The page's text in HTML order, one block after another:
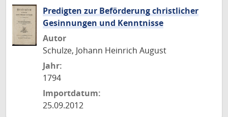
Predigten zur Beförderung christlicher
Gesinnungen und Kenntnisse
Autor
Schulze, Johann Heinrich August
Jahr:
1794
Importdatum:
25.09.2012